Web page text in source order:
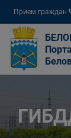
Прием граждан
04